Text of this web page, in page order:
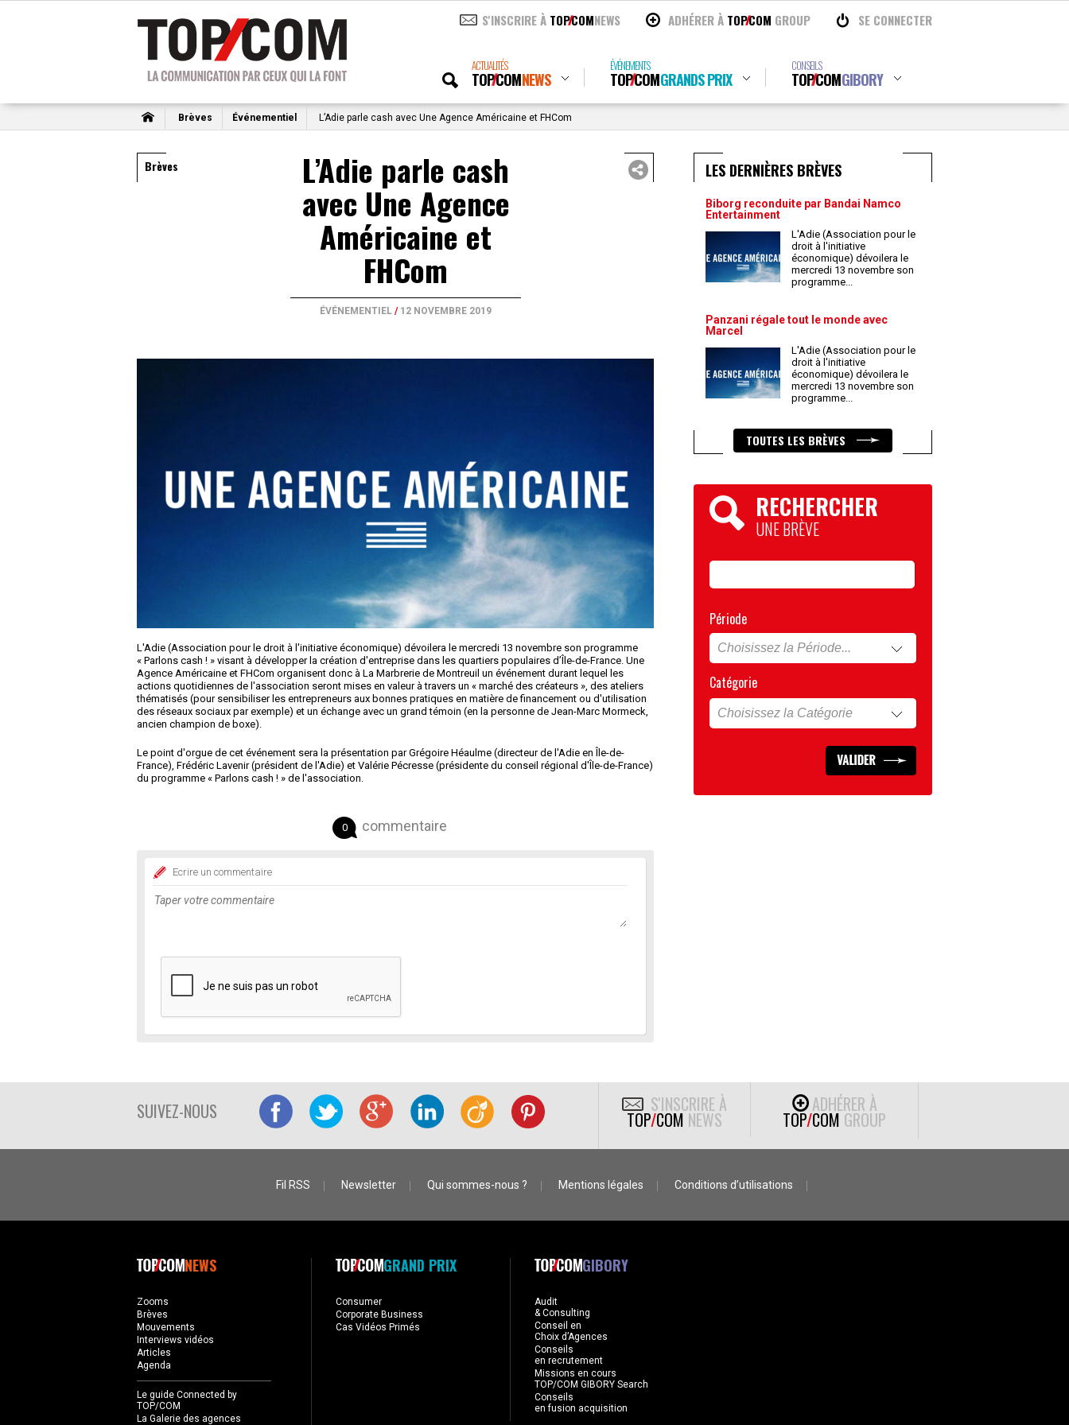
S'INSCRIRE À TOPCOMNEWS ADHÉRER À TOPCOM GROUP SE CONNECTER
ACTUALITÉS
TOPCOMNEWS
ÉVÉNEMENTS
TOPCOMGRANDS PRIX
CONSEILS
TOPCOMGIBORY
Brèves Événementiel L’Adie parle cash avec Une Agence Américaine et FHCom
Brèves L’Adie parle cash
avec Une Agence
Américaine et
FHCom
ÉVÉNEMENTIEL / 12 NOVEMBRE 2019
L'Adie (Association pour le droit à l'initiative économique) dévoilera le mercredi 13 novembre son programme
« Parlons cash ! » visant à développer la création d'entreprise dans les quartiers populaires d’Île-de-France. Une
Agence Américaine et FHCom organisent donc à La Marbrerie de Montreuil un événement durant lequel les
actions quotidiennes de l'association seront mises en valeur à travers un « marché des créateurs », des ateliers
thématisés (pour sensibiliser les entrepreneurs aux bonnes pratiques en matière de financement ou d'utilisation
des réseaux sociaux par exemple) et un échange avec un grand témoin (en la personne de Jean-Marc Mormeck,
ancien champion de boxe).
Le point d'orgue de cet événement sera la présentation par Grégoire Héaulme (directeur de l'Adie en Île-de-
France), Frédéric Lavenir (président de l'Adie) et Valérie Pécresse (présidente du conseil régional d'Île-de-France)
du programme « Parlons cash ! » de l'association.
0 commentaire
Ecrire un commentaire
LES DERNIÈRES BRÈVES
Biborg reconduite par Bandai Namco
Entertainment
L'Adie (Association pour le
droit à l'initiative
économique) dévoilera le
mercredi 13 novembre son
programme...
Panzani régale tout le monde avec
Marcel
L'Adie (Association pour le
droit à l'initiative
économique) dévoilera le
mercredi 13 novembre son
programme...
TOUTES LES BRÈVES
RECHERCHER
UNE BRÈVE
Période
Catégorie
SUIVEZ-NOUS S'INSCRIRE À
TOP/COM NEWS
ADHÉRER À
TOP/COM GROUP
Fil RSS Newsletter Qui sommes-nous ? Mentions légales Conditions d’utilisations
NEWS
Zooms
Brèves
Mouvements
Interviews vidéos
Articles
Agenda
Le guide Connected by
TOP/COM
La Galerie des agences
GRAND PRIX
Consumer
Corporate Business
Cas Vidéos Primés
GIBORY
Audit
& Consulting
Conseil en
Choix d’Agences
Conseils
en recrutement
Missions en cours
TOP/COM GIBORY Search
Conseils
en fusion acquisition